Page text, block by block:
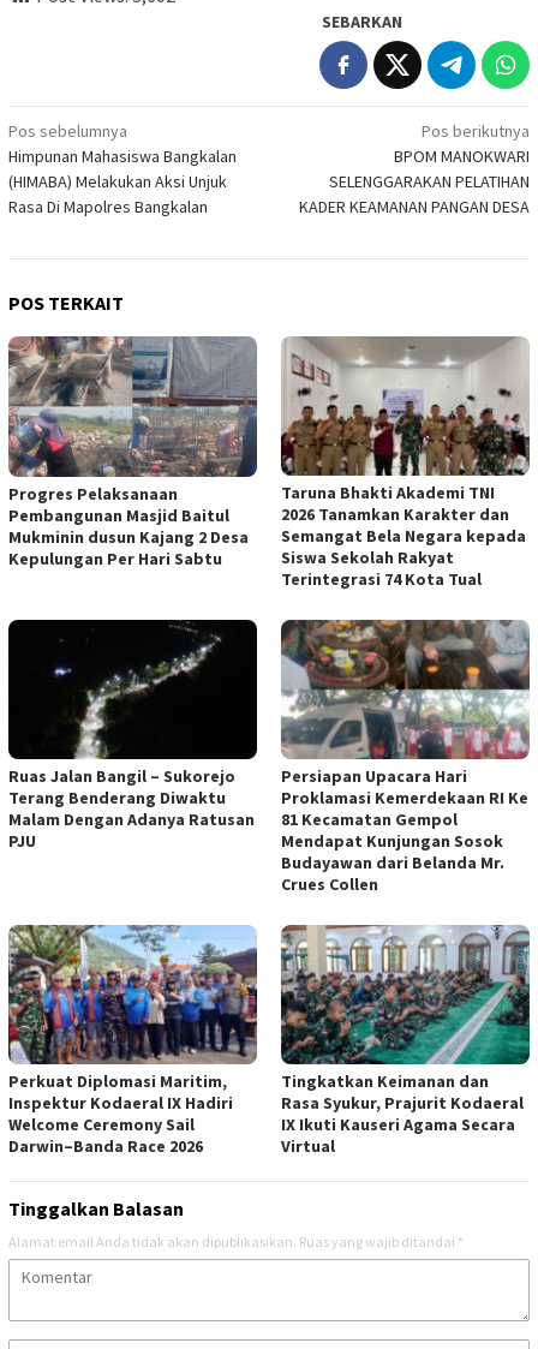
SEBARKAN
Navigasi
pos
Pos sebelumnya
Himpunan Mahasiswa Bangkalan
(HIMABA) Melakukan Aksi Unjuk
Rasa Di Mapolres Bangkalan
Pos berikutnya
BPOM MANOKWARI
SELENGGARAKAN PELATIHAN
KADER KEAMANAN PANGAN DESA
POS TERKAIT
Progres Pelaksanaan
Pembangunan Masjid Baitul
Mukminin dusun Kajang 2 Desa
Kepulungan Per Hari Sabtu
Taruna Bhakti Akademi TNI
2026 Tanamkan Karakter dan
Semangat Bela Negara kepada
Siswa Sekolah Rakyat
Terintegrasi 74 Kota Tual
Ruas Jalan Bangil – Sukorejo
Terang Benderang Diwaktu
Malam Dengan Adanya Ratusan
PJU
Persiapan Upacara Hari
Proklamasi Kemerdekaan RI Ke
81 Kecamatan Gempol
Mendapat Kunjungan Sosok
Budayawan dari Belanda Mr.
Crues Collen
Perkuat Diplomasi Maritim,
Inspektur Kodaeral IX Hadiri
Welcome Ceremony Sail
Darwin–Banda Race 2026
Tingkatkan Keimanan dan
Rasa Syukur, Prajurit Kodaeral
IX Ikuti Kauseri Agama Secara
Virtual
Tinggalkan Balasan
Alamat email Anda tidak akan dipublikasikan. Ruas yang wajib ditandai *